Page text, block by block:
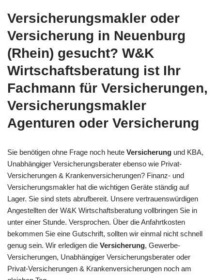
Versicherungsmakler oder
Versicherung in Neuenburg
(Rhein) gesucht? W&K
Wirtschaftsberatung ist Ihr
Fachmann für Versicherungen,
Versicherungsmakler
Agenturen oder Versicherung
Sie benötigen ohne Frage noch heute Versicherung und KBA,
Unabhängiger Versicherungsberater ebenso wie Privat-
Versicherungen & Krankenversicherungen? Finanz- und
Versicherungsmakler hat die wichtigen Geräte ständig auf
Lager. Sie sind stets abrufbereit. Unsere vertrauenswürdigen
Angestellten der W&K Wirtschaftsberatung vollbringen Sie in
unter einer Stunde. Versprochen. Über die Anfahrtkosten
bekommen Sie eine Gutschrift, sollten wir einmal nicht schnell
genug sein. Wir erledigen die Versicherung, Gewerbe-
Versicherungen, Unabhängiger Versicherungsberater oder
Privat-Versicherungen & Krankenversicherungen noch am